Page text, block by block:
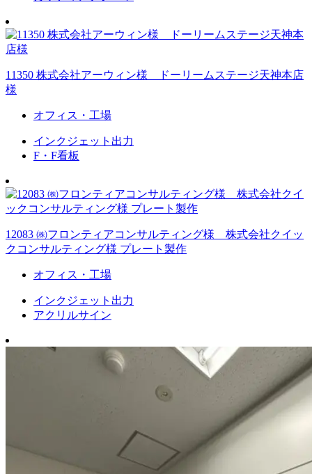
11350 株式会社アーウィン様 ドーリームステージ天神本店
様
オフィス・工場
インクジェット出力
F・F看板
12083 ㈱フロンティアコンサルティング様 株式会社クイッ
クコンサルティング様 プレート製作
オフィス・工場
インクジェット出力
アクリルサイン